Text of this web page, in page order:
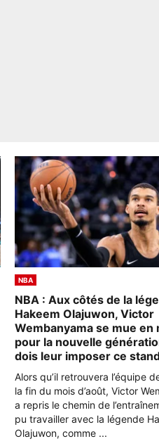
NBA
NBA : Aux côtés de la
Hakeem Olajuwon, Victor
Wembanyama se mue en
pour la nouvelle
dois leur imposer ce
Alors qu’il retrouvera l’équipe
la fin du mois d’août, Victor
a repris le chemin de
pu travailler avec la légende
Olajuwon, comme ...